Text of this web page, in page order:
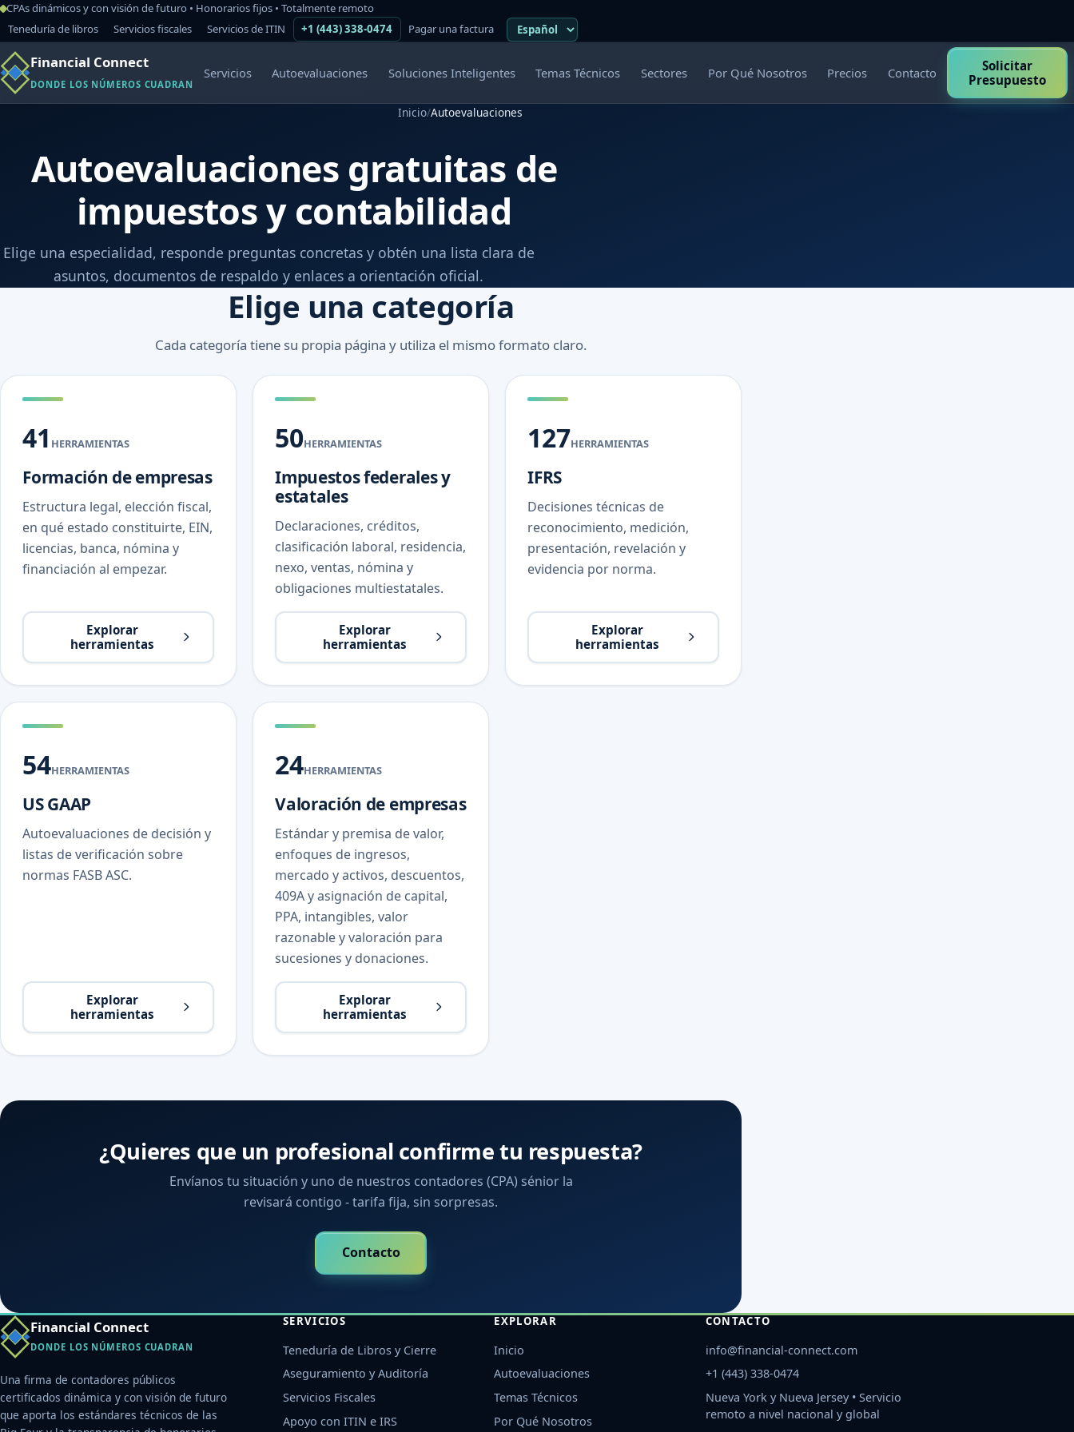
CPAs dinámicos y con visión de futuro • Honorarios fijos • Totalmente remoto
Teneduría de libros
Servicios fiscales Servicios de ITIN +1 (443) 338-0474 Pagar una factura
Financial Connect
DONDE LOS NÚMEROS CUADRAN
Servicios Autoevaluaciones Soluciones Inteligentes Temas Técnicos Sectores Por Qué Nosotros Precios Contacto
Solicitar
Presupuesto
Inicio/Autoevaluaciones
Autoevaluaciones gratuitas de
impuestos y contabilidad
Elige una especialidad, responde preguntas concretas y obtén una lista clara de
asuntos, documentos de respaldo y enlaces a orientación oficial.
Elige una categoría
Cada categoría tiene su propia página y utiliza el mismo formato claro.
41 HERRAMIENTAS
Formación de empresas
Estructura legal, elección fiscal,
en qué estado constituirte, EIN,
licencias, banca, nómina y
financiación al empezar.
Explorar
herramientas
50HERRAMIENTAS
Impuestos federales y
estatales
Declaraciones, créditos,
clasificación laboral, residencia,
nexo, ventas, nómina y
obligaciones multiestatales.
Explorar
herramientas
127HERRAMIENTAS
IFRS
Decisiones técnicas de
reconocimiento, medición,
presentación, revelación y
evidencia por norma.
Explorar
herramientas
54HERRAMIENTAS
US GAAP
Autoevaluaciones de decisión y
listas de verificación sobre
normas FASB ASC.
Explorar
herramientas
24HERRAMIENTAS
Valoración de empresas
Estándar y premisa de valor,
enfoques de ingresos,
mercado y activos, descuentos,
409A y asignación de capital,
PPA, intangibles, valor
razonable y valoración para
sucesiones y donaciones.
Explorar
herramientas
¿Quieres que un profesional confirme tu respuesta?
Envíanos tu situación y uno de nuestros contadores (CPA) sénior la
revisará contigo - tarifa fija, sin sorpresas.
Contacto
Financial Connect
DONDE LOS NÚMEROS CUADRAN
Una firma de contadores públicos
certificados dinámica y con visión de futuro
que aporta los estándares técnicos de las
SERVICIOS
Teneduría de Libros y Cierre
Aseguramiento y Auditoría
Servicios Fiscales
Apoyo con ITIN e IRS
EXPLORAR
Inicio
Autoevaluaciones
Temas Técnicos
Por Qué Nosotros
CONTACTO
info@financial-connect.com
+1 (443) 338-0474
Nueva York y Nueva Jersey • Servicio
remoto a nivel nacional y global